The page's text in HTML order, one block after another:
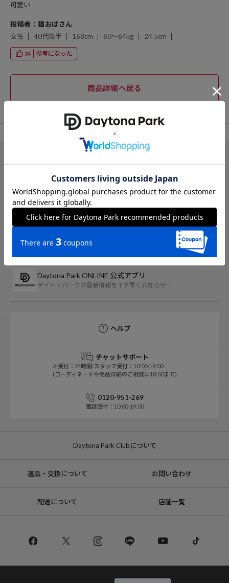
可愛い
投稿者：猫おばさん
女性
40代後半 168cm 60～64kg 24.5cm
34 参考になった
キャップ
Daytona Park ONLINE 公式アプリ
デイトナパークの最新情報をイチ早くお知らせ！
ヘルプ
チャットサポート
AI受付：24時間/スタッフ受付：10:00-19:00
(コーディネートや商品詳細のご相談は18:00まで)
0120-951-269
電話受付：10:00-19:00
Daytona Park Clubについて
返品・交換について お問い合わせ
配送について 店舗一覧